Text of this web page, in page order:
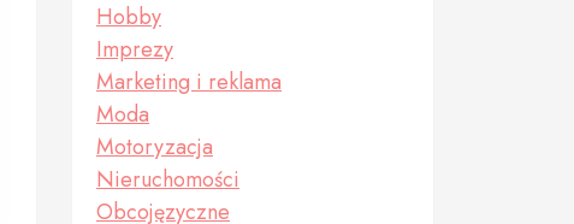
Hobby
Imprezy
Marketing i reklama
Moda
Motoryzacja
Nieruchomości
Obcojęzyczne